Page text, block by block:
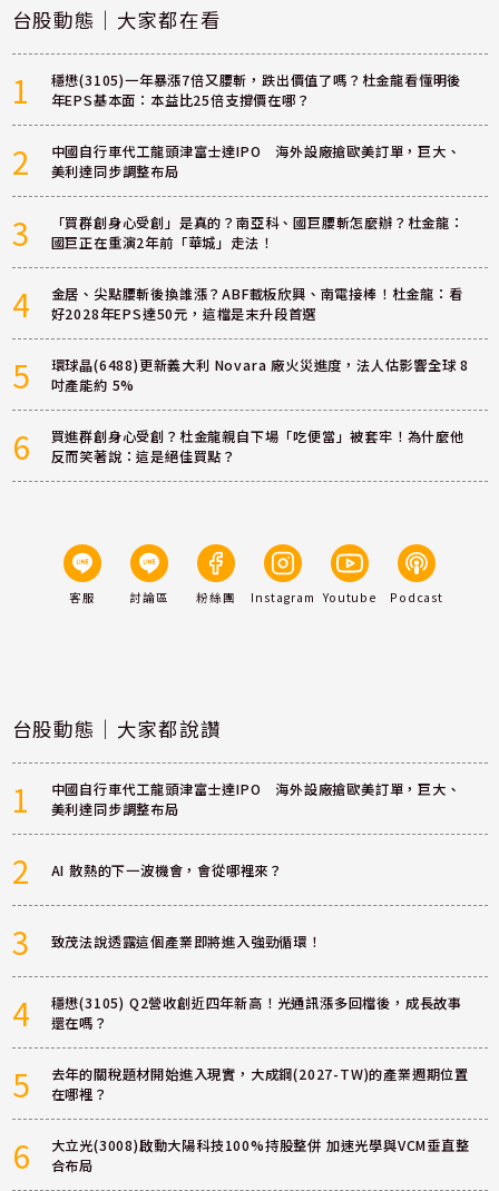
台股動態｜大家都在看
1
穩懋(3105)一年暴漲7倍又腰斬，跌出價值了嗎？杜金龍看懂明後
年EPS基本面：本益比25倍支撐價在哪？
2
中國自行車代工龍頭津富士達IPO 海外設廠搶歐美訂單，巨大、
美利達同步調整布局
3
「買群創身心受創」是真的？南亞科、國巨腰斬怎麼辦？杜金龍：
國巨正在重演2年前「華城」走法！
4
金居、尖點腰斬後換誰漲？ABF載板欣興、南電接棒！杜金龍：看
好2028年EPS達50元，這檔是末升段首選
5
環球晶(6488)更新義大利 Novara 廠火災進度，法人估影響全球 8
吋產能約 5%
6
買進群創身心受創？杜金龍親自下場「吃便當」被套牢！為什麼他
反而笑著說：這是絕佳買點？
客服 討論區 粉絲團 Instagram Youtube Podcast
台股動態｜大家都說讚
1
中國自行車代工龍頭津富士達IPO 海外設廠搶歐美訂單，巨大、
美利達同步調整布局
2 AI 散熱的下一波機會，會從哪裡來？
3 致茂法說透露這個產業即將進入強勁循環！
4
穩懋(3105) Q2營收創近四年新高！光通訊漲多回檔後，成長故事
還在嗎？
5
去年的關稅題材開始進入現實，大成鋼(2027-TW)的產業週期位置
在哪裡？
6
大立光(3008)啟動大陽科技100%持股整併 加速光學與VCM垂直整
合布局